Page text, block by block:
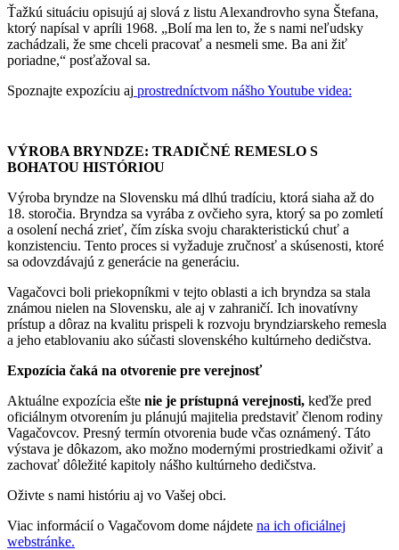
Ťažkú situáciu opisujú aj slová z listu Alexandrovho syna Štefana,
ktorý napísal v apríli 1968. „Bolí ma len to, že s nami neľudsky
zachádzali, že sme chceli pracovať a nesmeli sme. Ba ani žiť
poriadne,“ posťažoval sa.
Spoznajte expozíciu aj prostredníctvom nášho Youtube videa:
VÝROBA BRYNDZE: TRADIČNÉ REMESLO S
BOHATOU HISTÓRIOU
Výroba bryndze na Slovensku má dlhú tradíciu, ktorá siaha až do
18. storočia. Bryndza sa vyrába z ovčieho syra, ktorý sa po zomletí
a osolení nechá zrieť, čím získa svoju charakteristickú chuť a
konzistenciu. Tento proces si vyžaduje zručnosť a skúsenosti, ktoré
sa odovzdávajú z generácie na generáciu.​
Vagačovci boli priekopníkmi v tejto oblasti a ich bryndza sa stala
známou nielen na Slovensku, ale aj v zahraničí. Ich inovatívny
prístup a dôraz na kvalitu prispeli k rozvoju bryndziarskeho remesla
a jeho etablovaniu ako súčasti slovenského kultúrneho dedičstva.​
Expozícia čaká na otvorenie pre verejnosť
Aktuálne expozícia ešte nie je prístupná verejnosti, keďže pred
oficiálnym otvorením ju plánujú majitelia predstaviť členom rodiny
Vagačovcov. Presný termín otvorenia bude včas oznámený. Táto
výstava je dôkazom, ako možno modernými prostriedkami oživiť a
zachovať dôležité kapitoly nášho kultúrneho dedičstva.
Oživte s nami históriu aj vo Vašej obci.
Viac informácií o Vagačovom dome nájdete na ich oficiálnej
webstránke.